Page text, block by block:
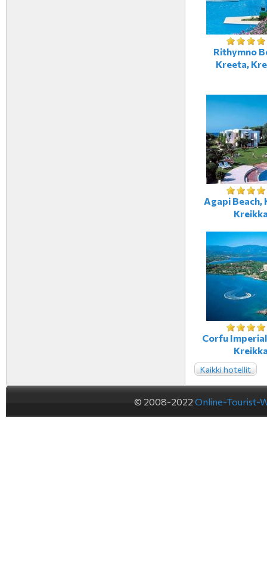
Rithymno
Kreeta,
Agapi Beach,
Corfu
Kaikki hotellit
© 2008-2022 Online-Tourist-